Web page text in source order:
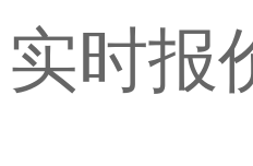
实时报